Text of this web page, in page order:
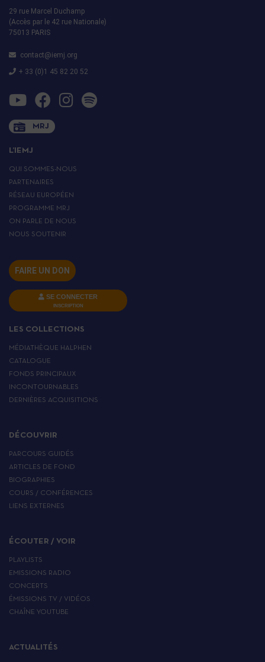
29 rue Marcel Duchamp
(Accès par le 42 rue Nationale)
75013 PARIS
contact@iemj.org
+ 33 (0)1 45 82 20 52
MRJ
L’IEMJ
QUI SOMMES-NOUS
PARTENAIRES
RÉSEAU EUROPÉEN
PROGRAMME MRJ
ON PARLE DE NOUS
NOUS SOUTENIR
FAIRE UN DON
SE CONNECTER
INSCRIPTION
LES COLLECTIONS
MÉDIATHÈQUE HALPHEN
CATALOGUE
FONDS PRINCIPAUX
INCONTOURNABLES
DERNIÈRES ACQUISITIONS
DÉCOUVRIR
PARCOURS GUIDÉS
ARTICLES DE FOND
BIOGRAPHIES
COURS / CONFÉRENCES
LIENS EXTERNES
ÉCOUTER / VOIR
PLAYLISTS
EMISSIONS RADIO
CONCERTS
ÉMISSIONS TV / VIDÉOS
CHAÎNE YOUTUBE
ACTUALITÉS